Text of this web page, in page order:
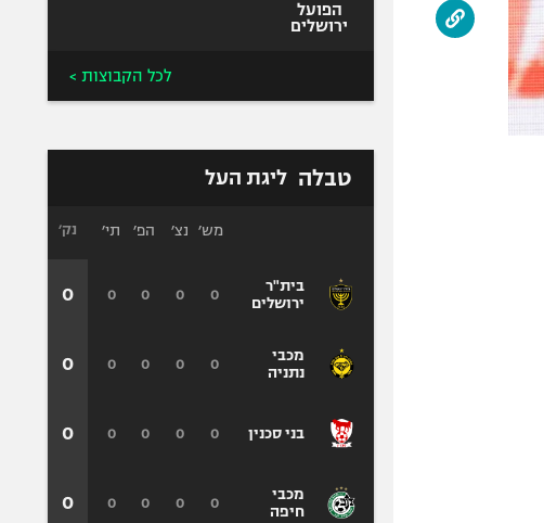
הפועל
ירושלים
לכל הקבוצות >
טבלה ליגת העל
בית"ר
ירושלים
מכבי
נתניה
בני סכנין
מכבי
חיפה
מש׳ נצ׳ הפ׳ תי׳
0
0
0
0
0
0
0
0
0
0
0
0
0
0
0
0
נק׳
0
0
0
0